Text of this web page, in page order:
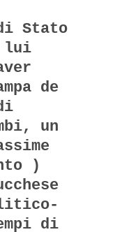
Stato
lui
de
un
)
di